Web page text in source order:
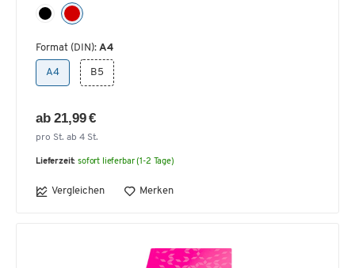
Format (DIN): A4
A4 B5
ab 21,99 €
pro St. ab 4 St.
Lieferzeit: sofort lieferbar (1-2 Tage)
Vergleichen Merken